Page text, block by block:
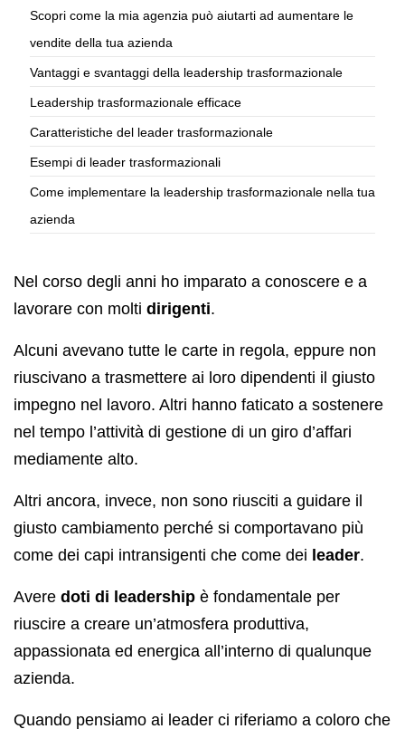
Scopri come la mia agenzia può aiutarti ad aumentare le
vendite della tua azienda
Vantaggi e svantaggi della leadership trasformazionale
Leadership trasformazionale efficace
Caratteristiche del leader trasformazionale
Esempi di leader trasformazionali
Come implementare la leadership trasformazionale nella tua
azienda
Nel corso degli anni ho imparato a conoscere e a
lavorare con molti dirigenti.
Alcuni avevano tutte le carte in regola, eppure non
riuscivano a trasmettere ai loro dipendenti il giusto
impegno nel lavoro. Altri hanno faticato a sostenere
nel tempo l’attività di gestione di un giro d’affari
mediamente alto.
Altri ancora, invece, non sono riusciti a guidare il
giusto cambiamento perché si comportavano più
come dei capi intransigenti che come dei leader.
Avere doti di leadership è fondamentale per
riuscire a creare un’atmosfera produttiva,
appassionata ed energica all’interno di qualunque
azienda.
Quando pensiamo ai leader ci riferiamo a coloro che